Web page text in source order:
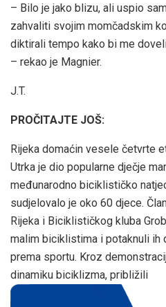
– Bilo je jako blizu, ali uspio
zahvaliti svojim momčadskim
diktirali tempo kako bi me
– rekao je Magnier.
J.T.
PROČITAJTE JOŠ:
Rijeka domaćin vesele četvrte
Utrka je dio popularne dječje
međunarodno biciklističko
sudjelovalo je oko 60 djece.
Rijeka i Biciklističkog kluba
malim biciklistima i potaknuli ih
prema sportu. Kroz
dinamiku biciklizma, približili